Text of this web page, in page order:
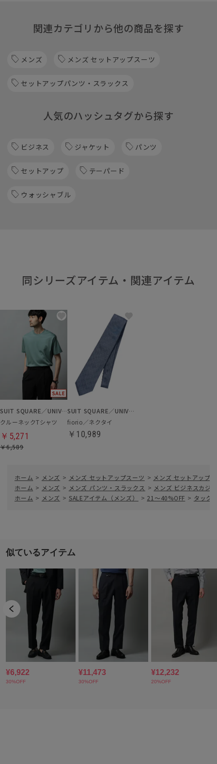
関連カテゴリから他の商品を探す
メンズ メンズ セットアップスーツ
セットアップパンツ・スラックス
人気のハッシュタグから探す
ビジネス ジャケット パンツ
セットアップ テーパード
ウォッシャブル
同シリーズアイテム・関連アイテム
SUIT SQUARE／UNIVERSAL LANGUAGE
クルーネックTシャツ
￥5,271
￥6,589
SUIT SQUARE／UNIVERSAL LANGUAGE
fiorio／ネクタイ
￥10,989
ホーム > メンズ > メンズ セットアップスーツ > メンズ セットアップ
ホーム > メンズ > メンズ パンツ・スラックス > メンズ ビジネスカジ
ホーム > メンズ > SALEアイテム（メンズ） > 21～40%OFF > タック